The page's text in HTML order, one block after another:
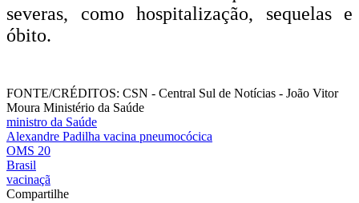
severas, como hospitalização, sequelas e
óbito.
FONTE/CRÉDITOS: CSN - Central Sul de Notícias - João Vitor
Moura Ministério da Saúde
ministro da Saúde
Alexandre Padilha vacina pneumocócica
OMS 20
Brasil
vacinaçã
Compartilhe